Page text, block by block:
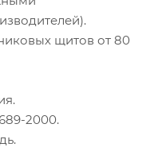
щитов от 80
2000.